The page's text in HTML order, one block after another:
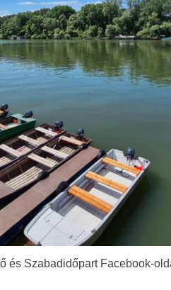
és Szabadidőpart Facebook-